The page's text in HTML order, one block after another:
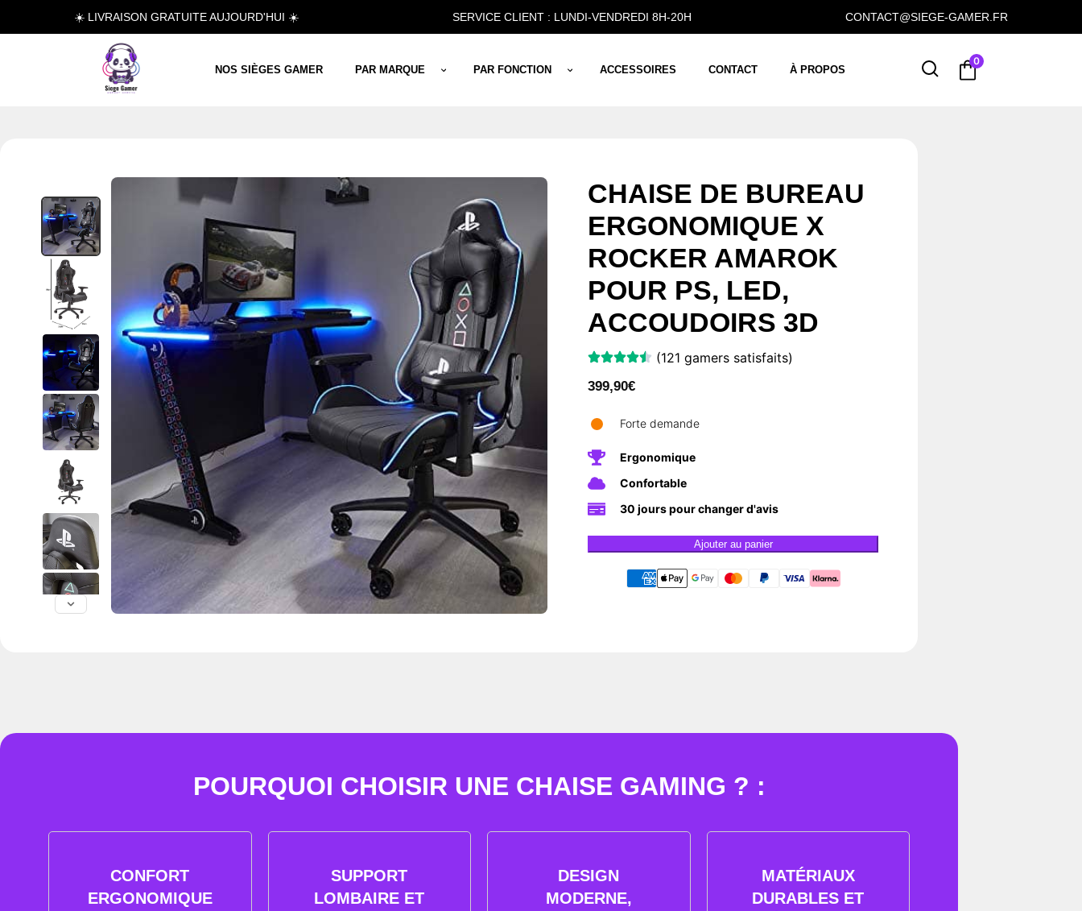
☀️ LIVRAISON GRATUITE AUJOURD'HUI ☀️ SERVICE CLIENT : LUNDI-VENDREDI 8H-20H CONTACT@SIEGE-GAMER.FR
NOS SIÈGES GAMER PAR MARQUE PAR FONCTION ACCESSOIRES CONTACT À PROPOS
0
CHAISE DE BUREAU
ERGONOMIQUE X
ROCKER AMAROK
POUR PS, LED,
ACCOUDOIRS 3D
(121 gamers satisfaits)
399,90€
Forte demande
Ergonomique
Confortable
30 jours pour changer d'avis
Ajouter au panier
POURQUOI CHOISIR UNE CHAISE GAMING ? :
CONFORT
ERGONOMIQUE
SUPPORT
LOMBAIRE ET
DESIGN
MODERNE,
MATÉRIAUX
DURABLES ET